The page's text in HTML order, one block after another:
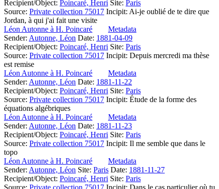
Recipient/Object: Poincaré, Henri Site: Paris
Source: Private collection 75017 Incipit: Ai-je oublié de te dire que
Jordan, à qui j'ai fait une visite
Léon Autonne à H. Poincaré
Metadata
Sender: Autonne, Léon Date: 1881-04-09
Recipient/Object: Poincaré, Henri Site: Paris
Source: Private collection 75017 Incipit: Depuis mercredi ma thèse
est remise
Léon Autonne à H. Poincaré
Metadata
Sender: Autonne, Léon Date: 1881-11-22
Recipient/Object: Poincaré, Henri Site: Paris
Source: Private collection 75017 Incipit: Étude de la forme des
équations algébriques
Léon Autonne à H. Poincaré
Metadata
Sender: Autonne, Léon Date: 1881-11-23
Recipient/Object: Poincaré, Henri Site: Paris
Source: Private collection 75017 Incipit: Il me semble que dans le
topo
Léon Autonne à H. Poincaré
Metadata
Sender: Autonne, Léon Site: Paris Date: 1881-11-27
Recipient/Object: Poincaré, Henri Site: Paris
Source: Private collection 75017 Incipit: Dans le cas particulier où tu